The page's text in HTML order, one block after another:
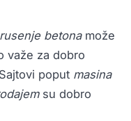
betonamože
važe za dobro
poput masina
su dobro